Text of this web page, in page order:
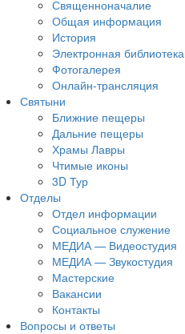
Священноначалие
Общая информация
История
Электронная библиотека
Фотогалерея
Онлайн-трансляция
Святыни
Ближние пещеры
Дальние пещеры
Храмы Лавры
Чтимые иконы
3D Тур
Отделы
Отдел информации
Социальное служение
МЕДИА — Видеостудия
МЕДИА — Звукостудия
Мастерские
Вакансии
Контакты
Вопросы и ответы